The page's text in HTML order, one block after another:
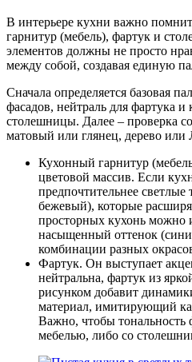
В интерьере кухни важно
гарнитур (мебель), фартук и
элементов должны не просто
между собой, создавая единую
Сначала определяется базовая
фасадов, нейтраль для фартука и
столешницы. Далее – проверка
матовый или глянец, дерево
Кухонный гарнитур
цветовой массив. Если
предпочтительнее
бежевый), которые
просторных кухонь можно
насыщенный оттенок
комбинации разных
Фартук. Он выступает
нейтральна, фартук из
рисунком добавит
материал, имитирующий
Важно, чтобы тональность
мебелью, либо со